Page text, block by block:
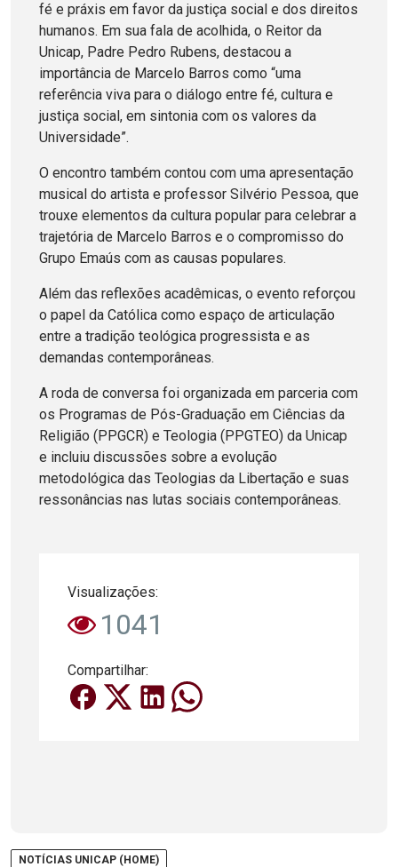
fé e práxis em favor da justiça social e dos direitos
humanos. Em sua fala de acolhida, o Reitor da
Unicap, Padre Pedro Rubens, destacou a
importância de Marcelo Barros como “uma
referência viva para o diálogo entre fé, cultura e
justiça social, em sintonia com os valores da
Universidade”.
O encontro também contou com uma apresentação
musical do artista e professor Silvério Pessoa, que
trouxe elementos da cultura popular para celebrar a
trajetória de Marcelo Barros e o compromisso do
Grupo Emaús com as causas populares.
Além das reflexões acadêmicas, o evento reforçou
o papel da Católica como espaço de articulação
entre a tradição teológica progressista e as
demandas contemporâneas.
A roda de conversa foi organizada em parceria com
os Programas de Pós-Graduação em Ciências da
Religião (PPGCR) e Teologia (PPGTEO) da Unicap
e incluiu discussões sobre a evolução
metodológica das Teologias da Libertação e suas
ressonâncias nas lutas sociais contemporâneas.
Visualizações:
1041
Compartilhar:
NOTÍCIAS UNICAP (HOME)